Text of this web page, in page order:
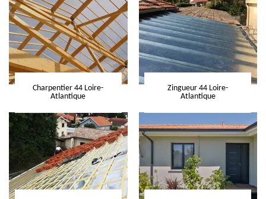
Charpentier 44 Loire-
Atlantique
Zingueur 44 Loire-
Atlantique